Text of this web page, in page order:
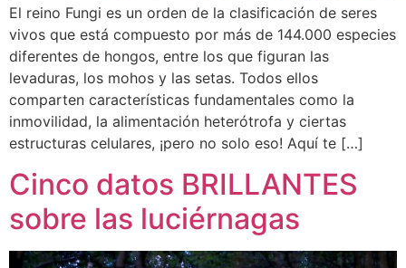
El reino Fungi es un orden de la clasificación de seres
vivos que está compuesto por más de 144.000 especies
diferentes de hongos, entre los que figuran las
levaduras, los mohos y las setas. Todos ellos
comparten características fundamentales como la
inmovilidad, la alimentación heterótrofa y ciertas
estructuras celulares, ¡pero no solo eso! Aquí te […]
Cinco datos BRILLANTES
sobre las luciérnagas